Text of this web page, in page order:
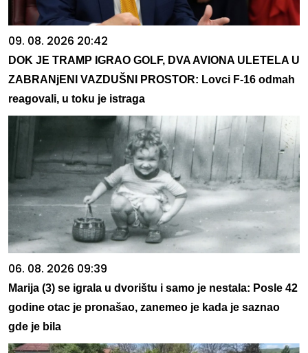
09. 08. 2026 20:42
DOK JE TRAMP IGRAO GOLF, DVA AVIONA ULETELA U
ZABRANjENI VAZDUŠNI PROSTOR: Lovci F-16 odmah
reagovali, u toku je istraga
06. 08. 2026 09:39
Marija (3) se igrala u dvorištu i samo je nestala: Posle 42
godine otac je pronašao, zanemeo je kada je saznao
gde je bila